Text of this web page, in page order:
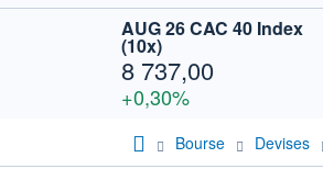
AUG 26 CAC 40 Index
(10x)
8 737,00
+0,30%
Bourse Devises